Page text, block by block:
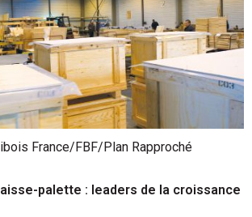
France/FBF/Plan Rapproché
palette : leaders de la croissance